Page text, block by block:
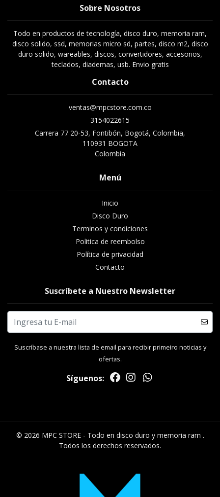
Sobre Nosotros
Todo en productos de tecnología, disco duro, memoria ram,
disco solido, ssd, memorias micro sd, partes, disco m2, disco
duro solido, wareables, discos, convertidores, accesorios,
teclados, diademas, usb. Envio gratis
Contacto
ventas@mpcstore.com.co
3154022615
Carrera 77 20-53, Fontibón, Bogotá, Colombia,
110931 BOGOTA
Colombia
Menú
Inicio
Disco Duro
Terminos y condiciones
Politica de reembolso
Política de privacidad
Contacto
Suscríbete a Nuestro Newsletter
Suscríbase a nuestra lista de email para recibir primeiro noticias y
ofertas.
Síguenos:
© 2026 MPC STORE - Todo en disco duro y memoria ram .
Todos los derechos reservados.